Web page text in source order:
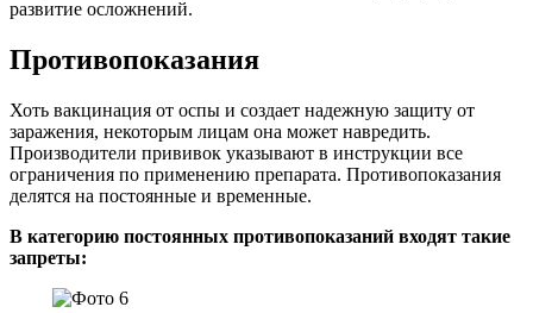
развитие осложнений.
Противопоказания
Хоть вакцинация от оспы и создает надежную защиту от
заражения, некоторым лицам она может навредить.
Производители прививок указывают в инструкции все
ограничения по применению препарата. Противопоказания
делятся на постоянные и временные.
В категорию постоянных противопоказаний входят такие
запреты: